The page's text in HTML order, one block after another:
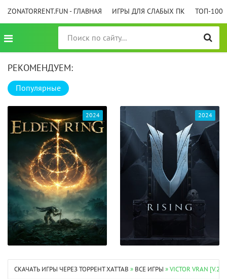
ZONATORRENT.FUN - ГЛАВНАЯ ИГРЫ ДЛЯ СЛАБЫХ ПК ТОП-100
РЕКОМЕНДУЕМ:
Популярные
2024 2024
СКАЧАТЬ ИГРЫ ЧЕРЕЗ ТОРРЕНТ XATTAB » ВСЕ ИГРЫ » VICTOR VRAN